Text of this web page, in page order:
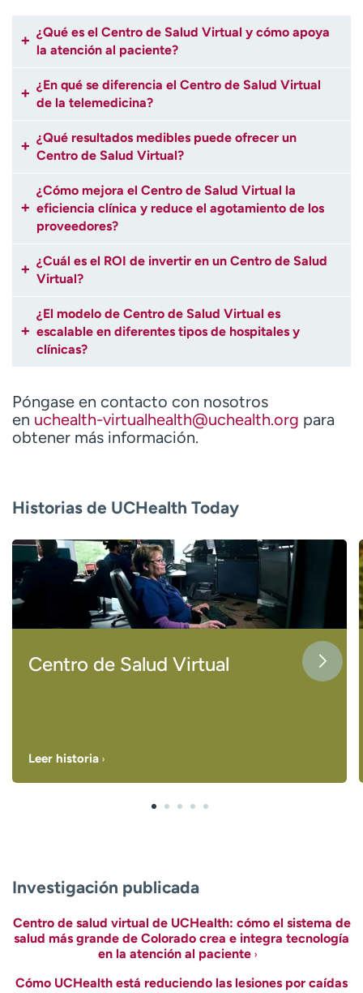
¿Qué es el Centro de Salud Virtual y cómo apoya
la atención al paciente?
¿En qué se diferencia el Centro de Salud Virtual
de la telemedicina?
¿Qué resultados medibles puede ofrecer un
Centro de Salud Virtual?
¿Cómo mejora el Centro de Salud Virtual la
eficiencia clínica y reduce el agotamiento de los
proveedores?
¿Cuál es el ROI de invertir en un Centro de Salud
Virtual?
¿El modelo de Centro de Salud Virtual es
escalable en diferentes tipos de hospitales y
clínicas?
Póngase en contacto con nosotros
en uchealth-virtualhealth@uchealth.org para
obtener más información.
Historias de UCHealth Today
Centro de Salud Virtual
Leer historia
Investigación publicada
Centro de salud virtual de UCHealth: cómo el sistema de
salud más grande de Colorado crea e integra tecnología
en la atención al paciente
Cómo UCHealth está reduciendo las lesiones por caídas